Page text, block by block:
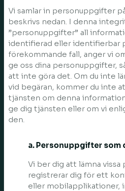
Vi samlar in personuppgifter
beskrivs nedan. I denna
”personuppgifter” all
identifierad eller identifierbar
förekommande fall, anger vi
ge oss dina personuppgifter,
att inte göra det. Om du inte
vid begäran, kommer du inte
tjänsten om denna
ge dig tjänsten eller om vi
den.
a. Personuppgifter som
Vi ber dig att lämna
registrerar dig för ett
eller mobilapplikationer,